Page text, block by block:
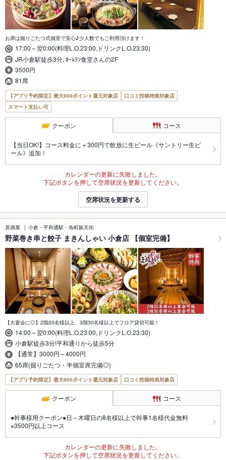
お席は掘りごたつ式個室で安心♪少人数でもご利用頂けます！
17:00～翌0:00(料理L.O.23:00,ドリンクL.O.23:30)
JR小倉駅徒歩3分､ﾎｰﾑﾗﾝ食堂さんの2F
3500円
81席
【アプリ予約限定】最大800ポイント還元対象店
口コミ投稿特典対象店
スマート支払い可
クーポン コース
【当日OK!】コース料金に＋300円で飲放に生ビール《サントリー生ビ
ール》追加！
カレンダーの更新に失敗しました。
下記ボタンを押して空席状況を更新してください。
空席状況を更新する
居酒屋 小倉・平和通駅・魚町銀天街
野菜巻き串と餃子 まきんしゃい 小倉店 【個室完備】
【大宴会に◎】2階20名様以上、3階30名様以上でフロア貸切可能！
14:00～翌0:00(料理L.O.23:00,ドリンクL.O.23:30)
小倉駅徒歩3分!平和通りから徒歩5分
【通常】3000円～4000円
65席(掘りごたつ・半個室席完備◎)
【アプリ予約限定】最大800ポイント還元対象店 口コミ投稿特典対象店
クーポン コース
●幹事様用クーポン●日～木曜日の8名様以上で幹事1名様代金無料
※3500円以上コース
カレンダーの更新に失敗しました。
下記ボタンを押して空席状況を更新してください。